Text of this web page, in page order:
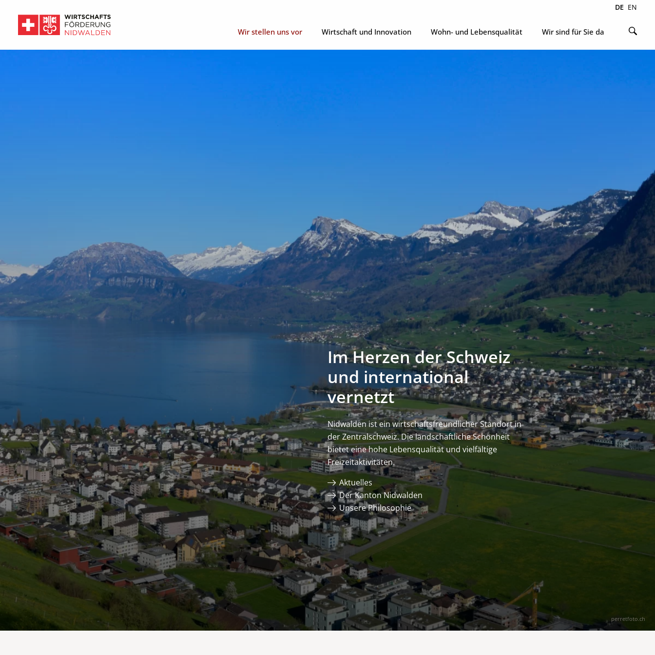
DE EN
Wir stellen uns vor Wirtschaft und Innovation Wohn- und Lebensqualität Wir sind für Sie da
Im Herzen der Schweiz
und international
vernetzt
Nidwalden ist ein wirtschaftsfreundlicher Standort in
der Zentralschweiz. Die landschaftliche Schönheit
bietet eine hohe Lebensqualität und vielfältige
Freizeitaktivitäten.
Aktuelles
Der Kanton Nidwalden
Unsere Philosophie
perretfoto.ch